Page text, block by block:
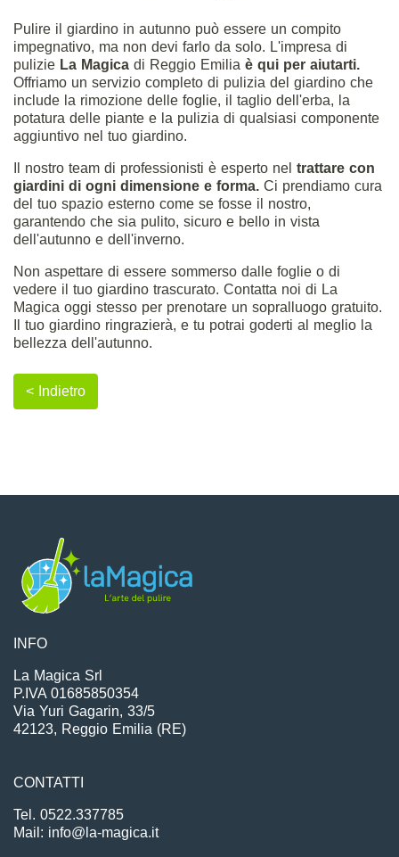
Pulire il giardino in autunno può essere un compito
impegnativo, ma non devi farlo da solo. L'impresa di
pulizie La Magica di Reggio Emilia è qui per aiutarti.
Offriamo un servizio completo di pulizia del giardino che
include la rimozione delle foglie, il taglio dell'erba, la
potatura delle piante e la pulizia di qualsiasi componente
aggiuntivo nel tuo giardino.
Il nostro team di professionisti è esperto nel trattare con
giardini di ogni dimensione e forma. Ci prendiamo cura
del tuo spazio esterno come se fosse il nostro,
garantendo che sia pulito, sicuro e bello in vista
dell'autunno e dell'inverno.
Non aspettare di essere sommerso dalle foglie o di
vedere il tuo giardino trascurato. Contatta noi di La
Magica oggi stesso per prenotare un sopralluogo gratuito.
Il tuo giardino ringrazierà, e tu potrai goderti al meglio la
bellezza dell'autunno.
< Indietro
INFO
La Magica Srl
P.IVA 01685850354
Via Yuri Gagarin, 33/5
42123, Reggio Emilia (RE)
CONTATTI
Tel. 0522.337785
Mail: info@la-magica.it